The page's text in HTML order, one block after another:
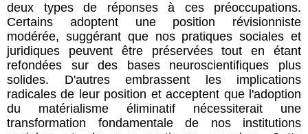
deux types de réponses à ces préoccupations.
Certains adoptent une position révisionniste
modérée, suggérant que nos pratiques sociales et
juridiques peuvent être préservées tout en étant
refondées sur des bases neuroscientifiques plus
solides. D'autres embrassent les implications
radicales de leur position et acceptent que l'adoption
du matérialisme éliminatif nécessiterait une
transformation fondamentale de nos institutions